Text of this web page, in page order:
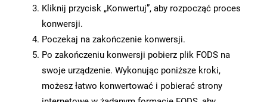
Kliknij przycisk „Konwertuj”, aby rozpocząć proces
konwersji.
Poczekaj na zakończenie konwersji.
Po zakończeniu konwersji pobierz plik FODS na
swoje urządzenie. Wykonując poniższe kroki,
możesz łatwo konwertować i pobierać strony